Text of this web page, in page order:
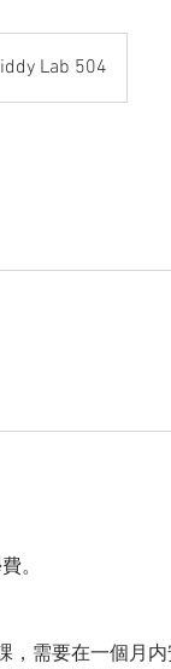
Lab 504
。
，需要在一個月